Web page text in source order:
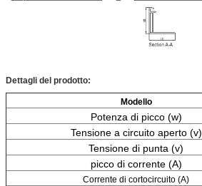
Dettagli del prodotto:
Modello
Potenza di picco (w)
Tensione a circuito aperto (v)
Tensione di punta (v)
picco di corrente (A)
Corrente di cortocircuito (A)